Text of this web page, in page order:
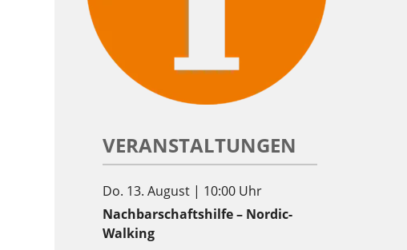
VERANSTALTUNGEN
Do. 13. August | 10:00 Uhr
Nachbarschaftshilfe – Nordic-
Walking